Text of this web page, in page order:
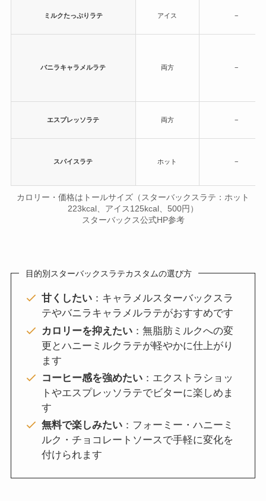
ミルクたっぷりラテ アイス −
バニラキャラメルラテ 両方 −
エスプレッソラテ 両方 −
スパイスラテ ホット −
カロリー・価格はトールサイズ（スターバックスラテ：ホット
223kcal、アイス125kcal、500円）
スターバックス公式HP参考
目的別スターバックスラテカスタムの選び方
甘くしたい：キャラメルスターバックスラ
テやバニラキャラメルラテがおすすめです
カロリーを抑えたい：無脂肪ミルクへの変
更とハニーミルクラテが軽やかに仕上がり
ます
コーヒー感を強めたい：エクストラショッ
トやエスプレッソラテでビターに楽しめま
す
無料で楽しみたい：フォーミー・ハニーミ
ルク・チョコレートソースで手軽に変化を
付けられます